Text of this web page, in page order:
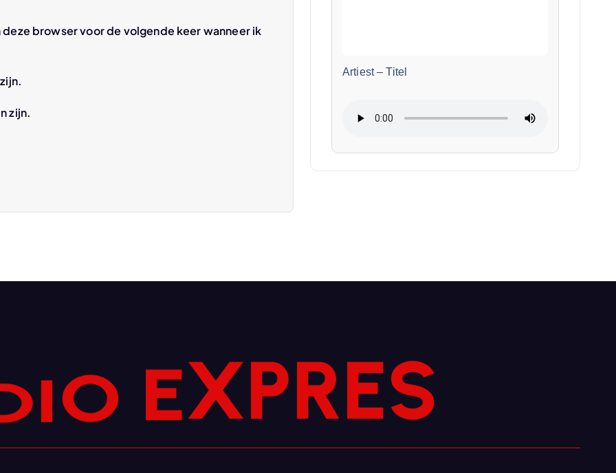
browser voor de volgende keer wanneer ik
zijn.
Artiest–Titel
IO EXPRES